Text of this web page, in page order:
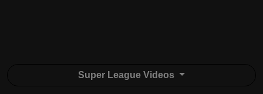
Super League Videos